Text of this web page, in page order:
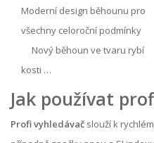
Moderní design běhounu pro
všechny celoroční podmínky
Nový běhoun ve tvaru rybí
kosti …
Jak používat
Profi vyhledávač slouží k